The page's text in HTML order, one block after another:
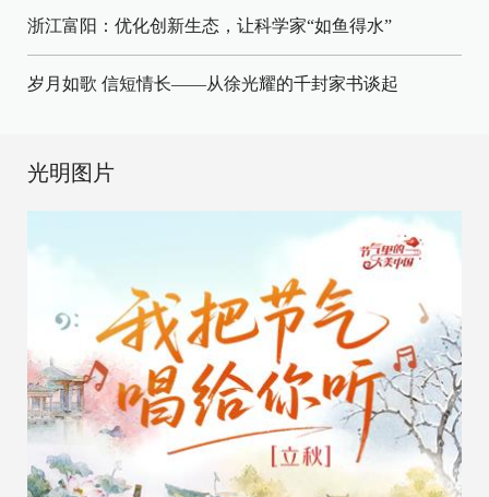
浙江富阳：优化创新生态，让科学家“如鱼得水”
岁月如歌 信短情长——从徐光耀的千封家书谈起
光明图片